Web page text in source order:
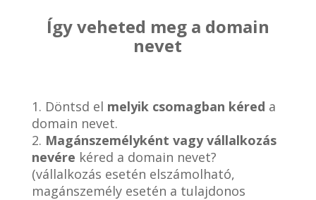
Így veheted meg a domain
nevet
1. Döntsd el melyik csomagban kéred a
domain nevet.
2. Magánszemélyként vagy vállalkozás
nevére kéred a domain nevet?
(vállalkozás esetén elszámolható,
magánszemély esetén a tulajdonos